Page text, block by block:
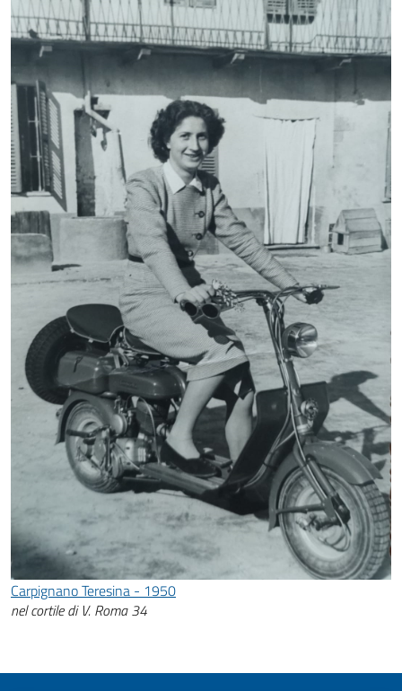
Carpignano Teresina - 1950
nel cortile di V. Roma 34